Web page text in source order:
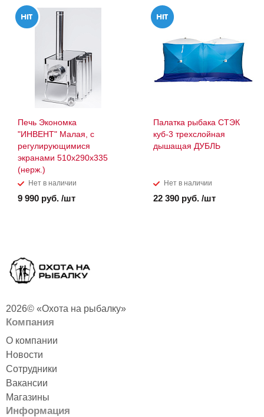
Печь Экономка
"ИНВЕНТ" Малая, с
регулирующимися
экранами 510х290х335
(нерж.)
Нет в наличии
9 990 руб. /шт
Палатка рыбака СТЭК
куб-3 трехслойная
дышащая ДУБЛЬ
Нет в наличии
22 390 руб. /шт
2026© «Охота на рыбалку»
Компания
О компании
Новости
Сотрудники
Вакансии
Магазины
Информация